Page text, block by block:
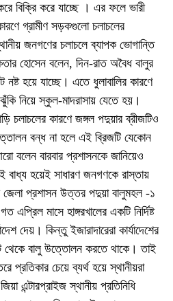
বিক্রি করে যাচ্ছে । এর ফলে ভারী
গ্রামীণ সড়কগুলো চলাচলের
জনগণের চলাচলে ব্যাপক ভোগান্তি
হোসেন বলেন, দিন-রাত অবৈধ বালুর
নষ্ট হয়ে যাচ্ছে। এতে ধুলাবালির কারণে
নিয়ে স্কুল-মাদরাসায় যেতে হয়।
চলাচলের কারণে জঙ্গল পদুয়ার ব্রীজটিও
বন্ধ না হলে এই ব্রিজটি যেকোন
বলেন বারবার প্রশাসনকে জানিয়েও
বাধ্য হয়েই সাধারণ জনগণকে রাস্তায়
জেলা প্রশাসন উত্তর পদুয়া বালুমহল -১
এপ্রিল মাসে হাঙ্গরখালের একটি নির্দিষ্ট
দেয়। কিন্তু ইজারাদারেরা কার্যাদেশের
থেকে বালু উত্তোলন করতে থাকে। তাই
প্রতিকার চেয়ে ব্যর্থ হয়ে স্থানীয়রা
এন্টারপ্রাইজ স্থানীয় প্রতিনিধি